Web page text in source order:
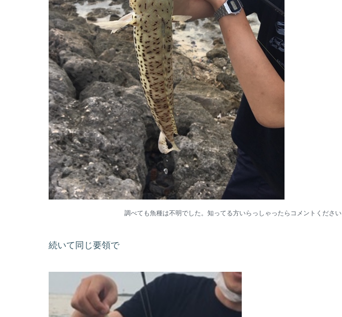
調べても魚種は不明でした。知ってる方いらっしゃったらコメントください
続いて同じ要領で